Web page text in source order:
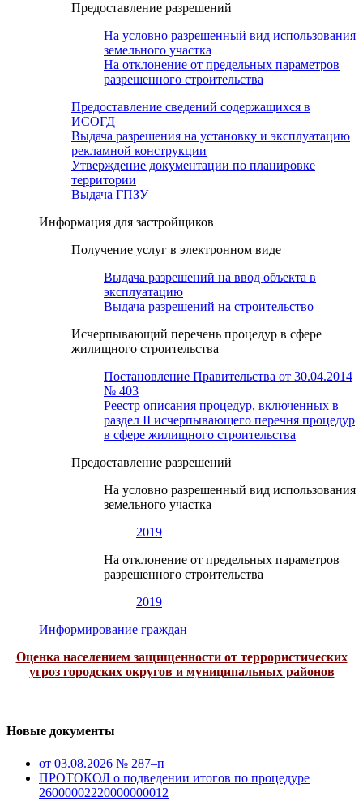
Предоставление разрешений
На условно разрешенный вид использования
земельного участка
На отклонение от предельных параметров
разрешенного строительства
Предоставление сведений содержащихся в
ИСОГД
Выдача разрешения на установку и эксплуатацию
рекламной конструкции
Утверждение документации по планировке
территории
Выдача ГПЗУ
Информация для застройщиков
Получение услуг в электронном виде
Выдача разрешений на ввод объекта в
эксплуатацию
Выдача разрешений на строительство
Исчерпывающий перечень процедур в сфере
жилищного строительства
Постановление Правительства от 30.04.2014
№ 403
Реестр описания процедур, включенных в
раздел II исчерпывающего перечня процедур
в сфере жилищного строительства
Предоставление разрешений
На условно разрешенный вид использования
земельного участка
2019
На отклонение от предельных параметров
разрешенного строительства
2019
Информирование граждан
Оценка населением защищенности от террористических
угроз городских округов и муниципальных районов
Новые документы
от 03.08.2026 № 287–п
ПРОТОКОЛ о подведении итогов по процедуре
26000002220000000012